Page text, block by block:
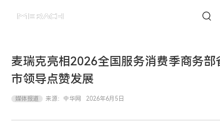
麦瑞克亮相2026全国服务消费季商务部
市领导点赞发展
媒体报道 来源： 中华网 2026年6月5日